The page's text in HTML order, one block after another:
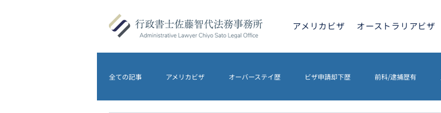
アメリカビザ オーストラリアビザ
全ての記事 アメリカビザ オーバーステイ歴 ビザ申請却下歴 前科/逮捕歴有